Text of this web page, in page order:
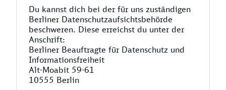
Du kannst dich bei der für uns zuständigen
Berliner Datenschutzaufsichtsbehörde
beschweren. Diese erreichst du unter der
Anschrift:
Berliner Beauftragte für Datenschutz und
Informationsfreiheit
Alt-Moabit 59-61
10555 Berlin